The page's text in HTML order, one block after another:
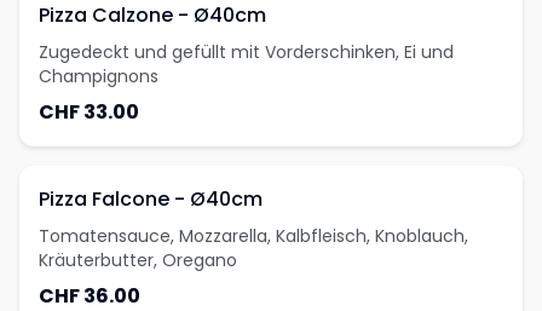
Pizza Calzone - Ø40cm
Zugedeckt und gefüllt mit Vorderschinken, Ei und
Champignons
CHF 33.00
Pizza Falcone - Ø40cm
Tomatensauce, Mozzarella, Kalbfleisch, Knoblauch,
Kräuterbutter, Oregano
CHF 36.00